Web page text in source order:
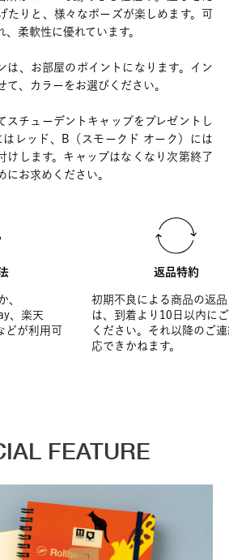
たりと、様々なポーズが楽しめます。可
柔軟性に優れています。
は、お部屋のポイントになります。イン
て、カラーをお選びください。
スチューデントキャップをプレゼントし
はレッド、B（スモークド オーク）には
けします。キャップはなくなり次第終了
にお求めください。
、
、楽天
どが利用可
返品特約
初期不良による商品の返
は、到着より10日以内に
ください。それ以降のご
応できかねます。
FEATURE